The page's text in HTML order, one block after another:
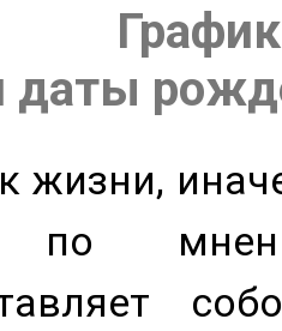
даты
жизни,
по